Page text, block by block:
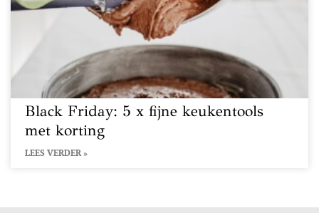
Black Friday: 5 x fijne keukentools
met korting
LEES VERDER »